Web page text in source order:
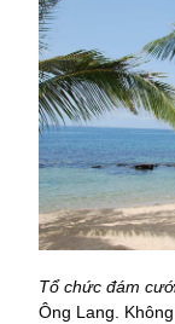
Tổ chức đám
Ông Lang.